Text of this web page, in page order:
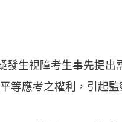
生視障考生事先提
等應考之權利，引起